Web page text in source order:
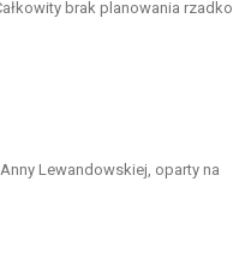
brak planowania rzadko
Lewandowskiej, oparty na